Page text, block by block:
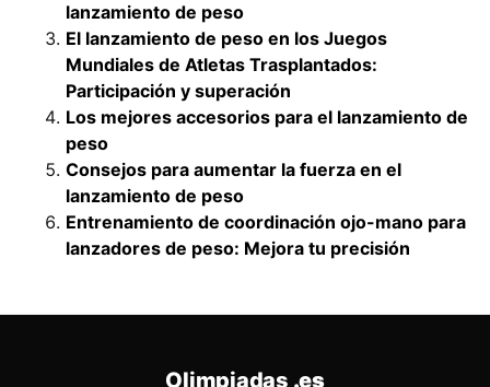
lanzamiento de peso
El lanzamiento de peso en los Juegos
Mundiales de Atletas Trasplantados:
Participación y superación
Los mejores accesorios para el lanzamiento de
peso
Consejos para aumentar la fuerza en el
lanzamiento de peso
Entrenamiento de coordinación ojo-mano para
lanzadores de peso: Mejora tu precisión
Olimpiadas .es